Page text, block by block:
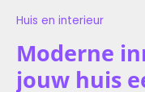
Huis en interieur
Moderne
jouw huis